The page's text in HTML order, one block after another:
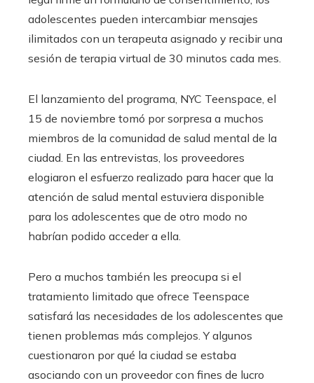
adolescentes pueden intercambiar mensajes
ilimitados con un terapeuta asignado y recibir una
sesión de terapia virtual de 30 minutos cada mes.
El lanzamiento del programa, NYC Teenspace, el
15 de noviembre tomó por sorpresa a muchos
miembros de la comunidad de salud mental de la
ciudad. En las entrevistas, los proveedores
elogiaron el esfuerzo realizado para hacer que la
atención de salud mental estuviera disponible
para los adolescentes que de otro modo no
habrían podido acceder a ella.
Pero a muchos también les preocupa si el
tratamiento limitado que ofrece Teenspace
satisfará las necesidades de los adolescentes que
tienen problemas más complejos. Y algunos
cuestionaron por qué la ciudad se estaba
asociando con un proveedor con fines de lucro